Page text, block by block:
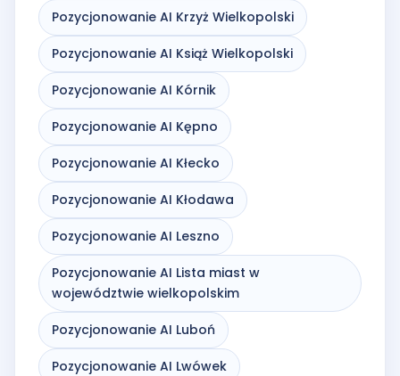
Pozycjonowanie AI Krzyż Wielkopolski
Pozycjonowanie AI Książ Wielkopolski
Pozycjonowanie AI Kórnik
Pozycjonowanie AI Kępno
Pozycjonowanie AI Kłecko
Pozycjonowanie AI Kłodawa
Pozycjonowanie AI Leszno
Pozycjonowanie AI Lista miast w
województwie wielkopolskim
Pozycjonowanie AI Luboń
Pozycjonowanie AI Lwówek